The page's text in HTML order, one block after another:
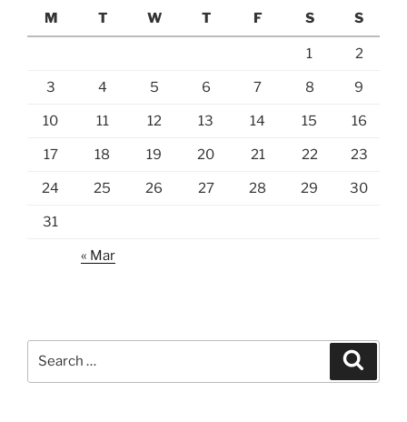
M
T W T F S S
1 2
3 4 5 6 7 8 9
10 11 12 13 14 15 16
17 18 19 20 21 22 23
24 25 26 27 28 29 30
31
« Mar